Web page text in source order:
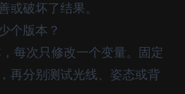
或破坏了结果。
个版本？
每次只修改一个变量。固定
再分别测试光线、姿态或背